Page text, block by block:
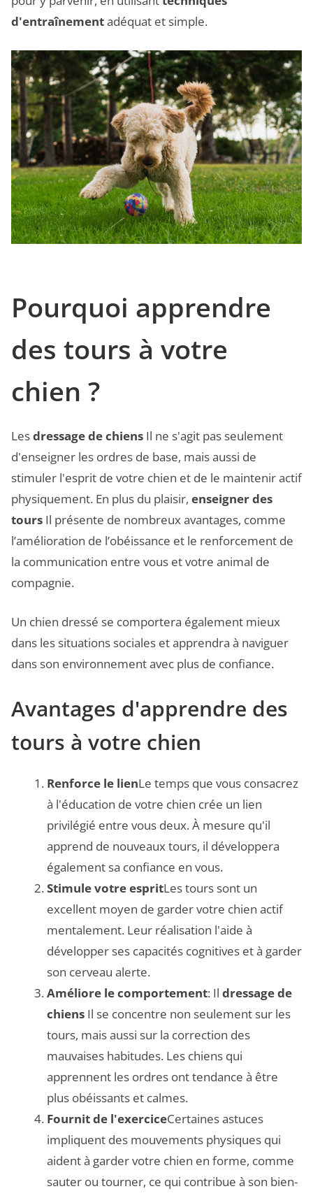
d'entraînementadéquat et simple.
Pourquoi apprendre
des tours à votre
chien ?
Lesdressage de chiens Il ne s'agit pas seulement
d'enseigner les ordres de base, mais aussi de
stimuler l'esprit de votre chien et de le maintenir actif
physiquement. En plus du plaisir, enseigner des
tours Il présente de nombreux avantages, comme
l’amélioration de l’obéissance et le renforcement de
la communication entre vous et votre animal de
compagnie.
Un chien dressé se comportera également mieux
dans les situations sociales et apprendra à naviguer
dans son environnement avec plus de confiance.
Avantages d'apprendre des
tours à votre chien
Renforce le lienLe temps que vous consacrez
à l'éducation de votre chien crée un lien
privilégié entre vous deux. À mesure qu'il
apprend de nouveaux tours, il développera
également sa confiance en vous.
Stimule votre espritLes tours sont un
excellent moyen de garder votre chien actif
mentalement. Leur réalisation l'aide à
développer ses capacités cognitives et à garder
son cerveau alerte.
Améliore le comportement: Il dressage de
chiens Il se concentre non seulement sur les
tours, mais aussi sur la correction des
mauvaises habitudes. Les chiens qui
apprennent les ordres ont tendance à être
plus obéissants et calmes.
Fournit de l'exerciceCertaines astuces
impliquent des mouvements physiques qui
aident à garder votre chien en forme, comme
sauter ou tourner, ce qui contribue à son bien-